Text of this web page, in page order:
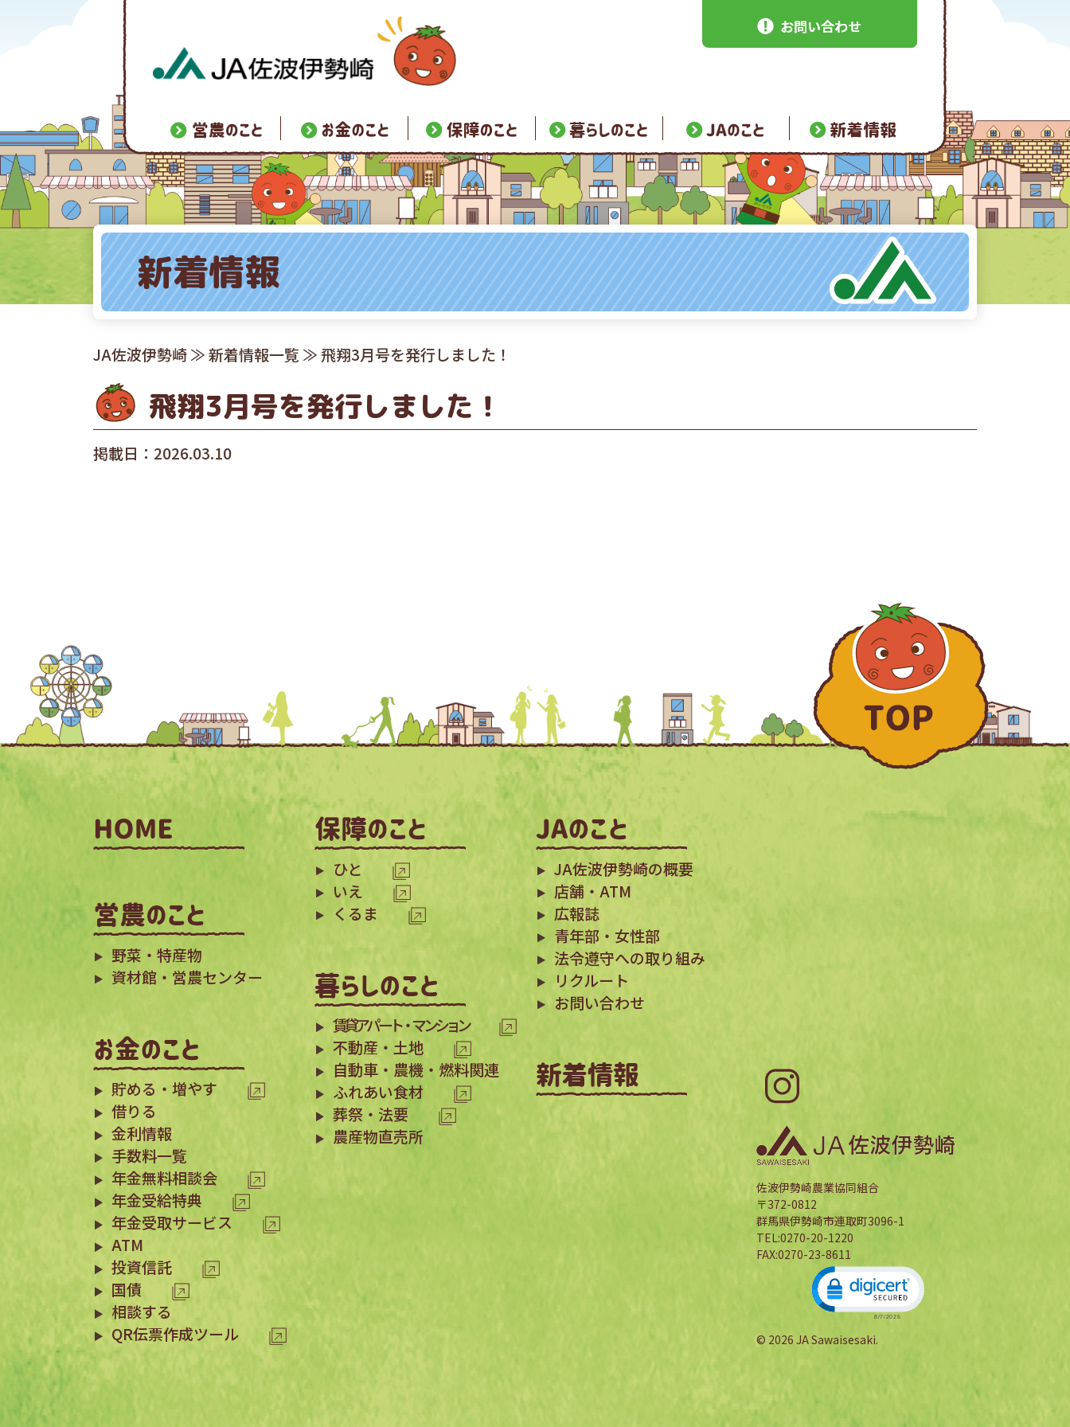
新着情報
JA佐波伊勢崎≫新着情報一覧 ≫ 飛翔3月号を発行しました！
飛翔3月号を発行しました！
掲載日：2026.03.10
野菜・特産物
資材館・営農センター
貯める・増やす
借りる
金利情報
手数料一覧
年金無料相談会
年金受給特典
年金受取サービス
ATM
投資信託
国債
相談する
QR伝票作成ツール
ひと
いえ
くるま
賃貸アパート・マンション
不動産・土地
自動車・農機・燃料関連
ふれあい食材
葬祭・法要
農産物直売所
JA佐波伊勢崎の概要
店舗・ATM
広報誌
青年部・女性部
法令遵守への取り組み
リクルート
お問い合わせ
佐波伊勢崎農業協同組合
〒372-0812
群馬県伊勢崎市連取町3096-1
TEL:0270-20-1220
FAX:0270-23-8611
Click to open certificate verification
© 2026 JA Sawaisesaki.